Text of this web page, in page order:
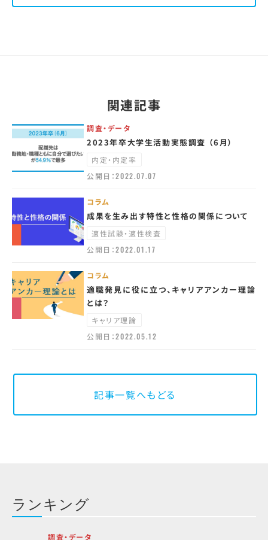
関連記事
調査・データ
2023年卒大学生活動実態調査 （6月）
内定・内定率
公開日：2022.07.07
コラム
成果を生み出す特性と性格の関係について
適性試験・適性検査
公開日：2022.01.17
コラム
適職発見に役に立つ、キャリアアンカー理論
とは？
キャリア理論
公開日：2022.05.12
記事一覧へもどる
ランキング
調査・データ